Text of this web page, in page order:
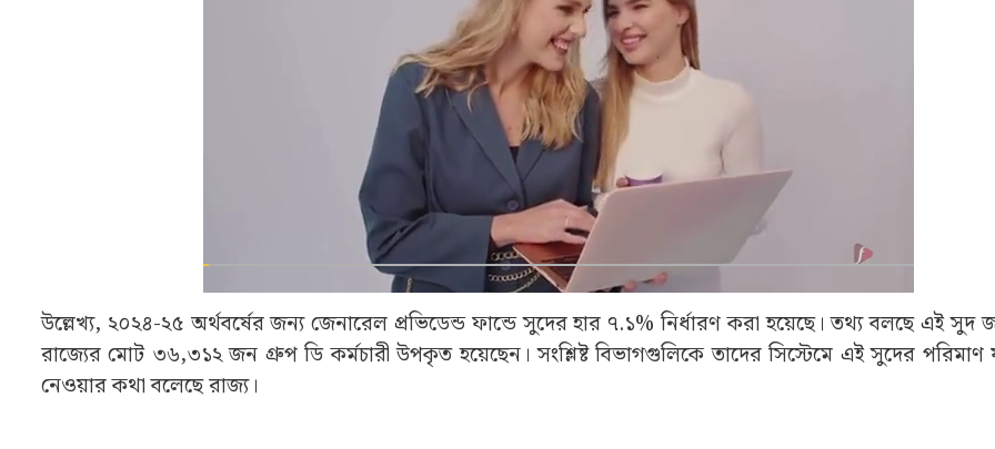
সংক্রান্ত একটি গুরুত্বপূর্ণ বিজ্ঞপ্তি জারি করা হয়েছে। জানানো হয়েছে ২০২৪-২৫ অর্থবর্ষের জন্য এই সুদ দেওয়া হয়েছে। রাজ্য
পেনশন, প্রভিডেন্ট ফান্ড এবং গ্রুপ ইন্স্যুরেন্স অধিকরণ (DPPG) দ্বারা ২৮শে জুলাই এই বিজ্ঞপ্তি জারি করা হয়েছে।
সেই বিজ্ঞপ্তি অনুসারে, রাজ্যের ৩৬,৩১২ জন গ্রুপ ডি কর্মচারীর জিপিএফ অ্যাকাউন্টে বার্ষিক সুদ জমা পড়েছে।
₹১০১,৭৬,২৭,২৫৩.০০ (একশো এক কোটি ছিয়াত্তর লক্ষ সাতাশ হাজার দুইশো তিপ্পান্ন টাকা)। সমস্ত গ্রুপ ডি কর্মীদের
Advertisement